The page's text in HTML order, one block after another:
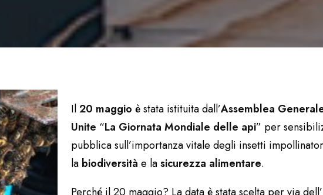
Il20 maggio è stata istituita dall’Assemblea
Unite “La Giornata Mondiale delle api” per
pubblica sull’importanza vitale degli insetti
la biodiversità e lasicurezza alimentare.